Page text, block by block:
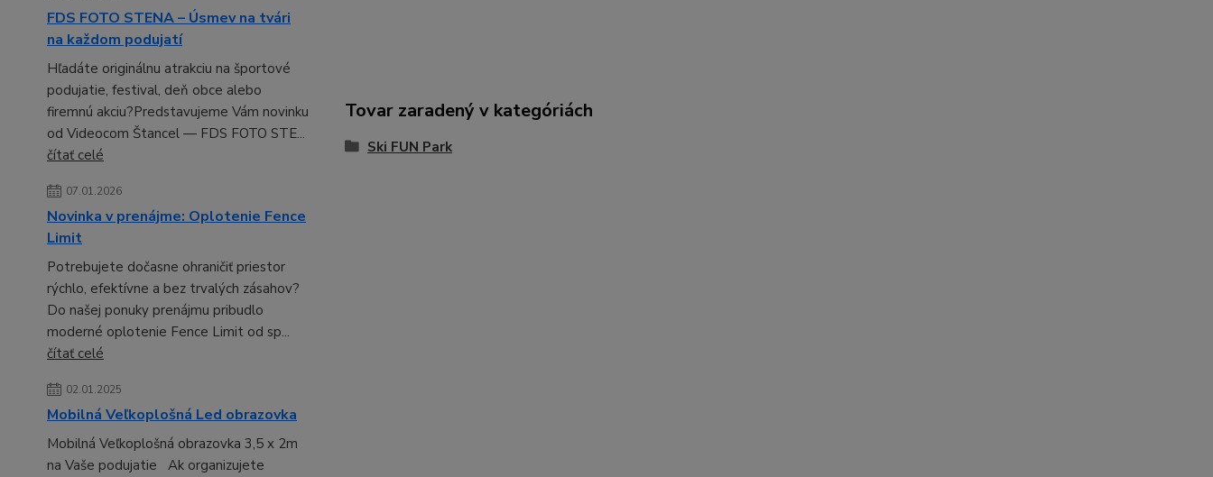
FDS FOTO STENA – Úsmev na tvári
na každom podujatí
Hľadáte originálnu atrakciu na športové
podujatie, festival, deň obce alebo
firemnú akciu?Predstavujeme Vám novinku
od Videocom Štancel — FDS FOTO STE...
čítať celé
07.01.2026
Novinka v prenájme: Oplotenie Fence
Limit
Potrebujete dočasne ohraničiť priestor
rýchlo, efektívne a bez trvalých zásahov?
Do našej ponuky prenájmu pribudlo
moderné oplotenie Fence Limit od sp...
čítať celé
02.01.2025
Mobilná Veľkoplošná Led obrazovka
Mobilná Veľkoplošná obrazovka 3,5 x 2m
na Vaše podujatie Ak organizujete
Tovar zaradený v kategóriách
Ski FUN Park